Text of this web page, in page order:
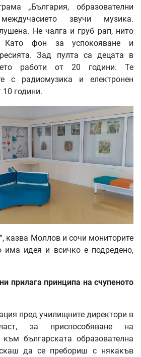
„България, образователни
звучи музика.
Не чалга и груб рап, нито
Като фон за успокояване и
Зад пулта са децата в
работи от 20 години. Те
с радиомузика и електронен
10 години.
казва Моллов и сочи мониторите
има идея и всичко е подредено,
прилага принципа на счупеното
пред училищните директори в
за приспособяване на
към българската образователна
да се пребориш с някакъв